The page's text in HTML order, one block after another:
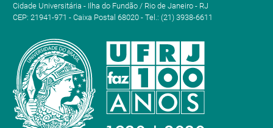
Cidade Universitária - Ilha do Fundão / Rio de Janeiro - RJ
CEP: 21941-971 - Caixa Postal 68020 - Tel.: (21) 3938-6611